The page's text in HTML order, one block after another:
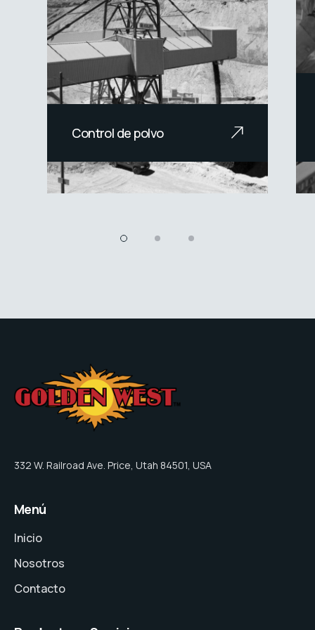
Control de polvo
el control de polvo en la
industria minera.
332 W. Railroad Ave. Price, Utah 84501, USA
Menú
Inicio
Nosotros
Contacto